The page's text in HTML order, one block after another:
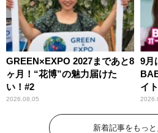
GREEN×EXPO 2027まであと8
ヶ月！“花博”の魅力届けた
い！#2
2026.08.05
9月
イ
わ
新着記事をもっ